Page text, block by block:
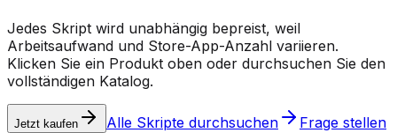
Jedes Skript wird unabhängig bepreist, weil
Arbeitsaufwand und Store-App-Anzahl variieren.
Klicken Sie ein Produkt oben oder durchsuchen Sie den
vollständigen Katalog.
Jetzt kaufen Alle Skripte durchsuchen
Frage stellen